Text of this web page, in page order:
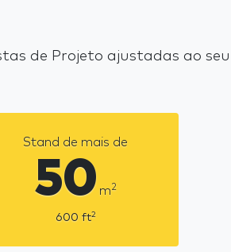
de Projeto ajustadas ao seu
Stand de mais de
50 m2
600 ft2